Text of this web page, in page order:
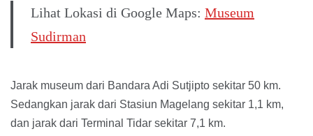
Lihat Lokasi di Google Maps: Museum
Sudirman
Jarak museum dari Bandara Adi Sutjipto sekitar 50 km.
Sedangkan jarak dari Stasiun Magelang sekitar 1,1 km,
dan jarak dari Terminal Tidar sekitar 7,1 km.